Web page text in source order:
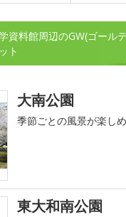
資料館周辺のGW(ゴール
ト
大南公園
季節ごとの風景が楽し
東大和南公園